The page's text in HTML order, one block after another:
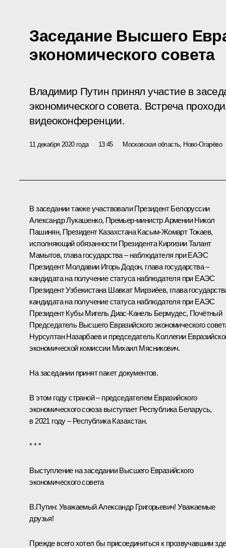
Заседание Высшего
экономического совета
Владимир Путин принял участие в
экономического совета. Встреча
видеоконференции.
11 декабря 2020 года 13:45 Московская область, Ново-Огарёво
В заседании также участвовали Президент Белоруссии
Александр Лукашенко, Премьер-министр АрменииНикол
Пашинян, Президент КазахстанаКасым-Жомарт Токаев,
исполняющий обязанности Президента Киргизии Талант
Мамытов, глава государства – наблюдателя при ЕАЭС
Президент Молдавии Игорь Додон, глава государства –
кандидата на получение статуса наблюдателя при ЕАЭС
Президент Узбекистана Шавкат Мирзиёев, глава
кандидата на получение статуса наблюдателя при ЕАЭС
Президент Кубы Мигель Диас-Канель Бермудес, Почётный
Председатель Высшего Евразийского экономического
Нурсултан Назарбаеви председатель Коллегии
экономической комиссии Михаил Мясникович.
На заседании принятпакет документов.
В этом году страной – председателем Евразийского
экономического союза выступает Республика Беларусь,
в 2021 году – Республика Казахстан.
* * *
Выступление на заседании Высшего Евразийского
экономического совета
В.Путин: Уважаемый Александр Григорьевич! Уважаемые
друзья!
Прежде всего хотел бы присоединиться к прозвучавшим